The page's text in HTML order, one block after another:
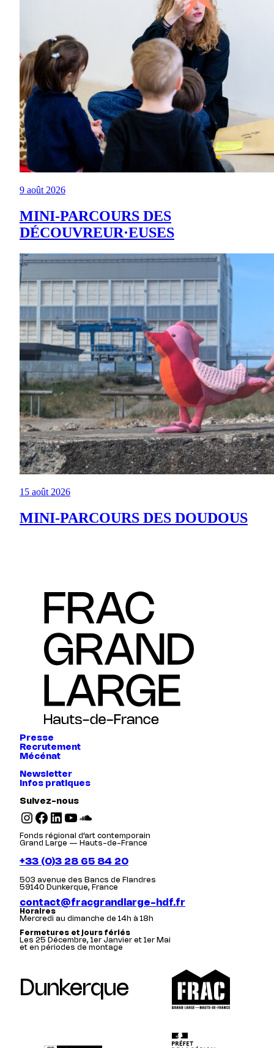
9 août 2026
MINI-PARCOURS DES
DÉCOUVREUR·EUSES
15 août 2026
MINI-PARCOURS DES DOUDOUS
Presse
Recrutement
Mécénat
Newsletter
Infos pratiques
Suivez-nous
Instagram Facebook LinkedIn YouTube SoundCloud
Fonds régional d’art contemporain
Grand Large — Hauts-de-France
+33 (0)3 28 65 84 20
503 avenue des Bancs de Flandres
59140 Dunkerque, France
contact@fracgrandlarge-hdf.fr
Horaires
Mercredi au dimanche de 14h à 18h
Fermetures et jours fériés
Les 25 Décembre, 1er Janvier et 1er Mai
et en périodes de montage
Dunkerque